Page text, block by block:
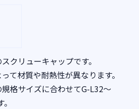
クリューキャップです。
て材質や耐熱性が異なります。
規格サイズに合わせてG-L32～